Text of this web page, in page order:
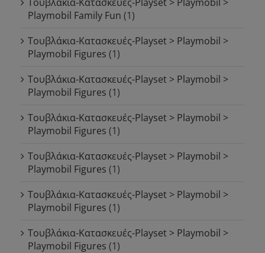
Playmobil Family Fun (1)
Τουβλάκια-Κατασκευές-Playset > Playmobil >
Playmobil Figures (1)
Τουβλάκια-Κατασκευές-Playset > Playmobil >
Playmobil Figures (1)
Τουβλάκια-Κατασκευές-Playset > Playmobil >
Playmobil Figures (1)
Τουβλάκια-Κατασκευές-Playset > Playmobil >
Playmobil Figures (1)
Τουβλάκια-Κατασκευές-Playset > Playmobil >
Playmobil Figures (1)
Τουβλάκια-Κατασκευές-Playset > Playmobil >
Playmobil Figures (1)